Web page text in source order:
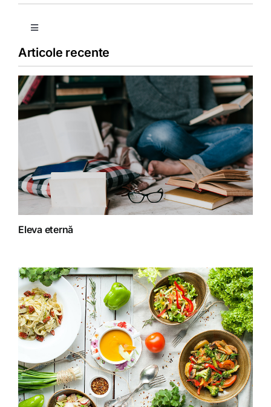
Toggle
Copii
Detoxifiere
Fără categorie
Fitoterapie
Homeopatie
Retete fructariene
Retete preparate
Articole recente
Eleva eternă